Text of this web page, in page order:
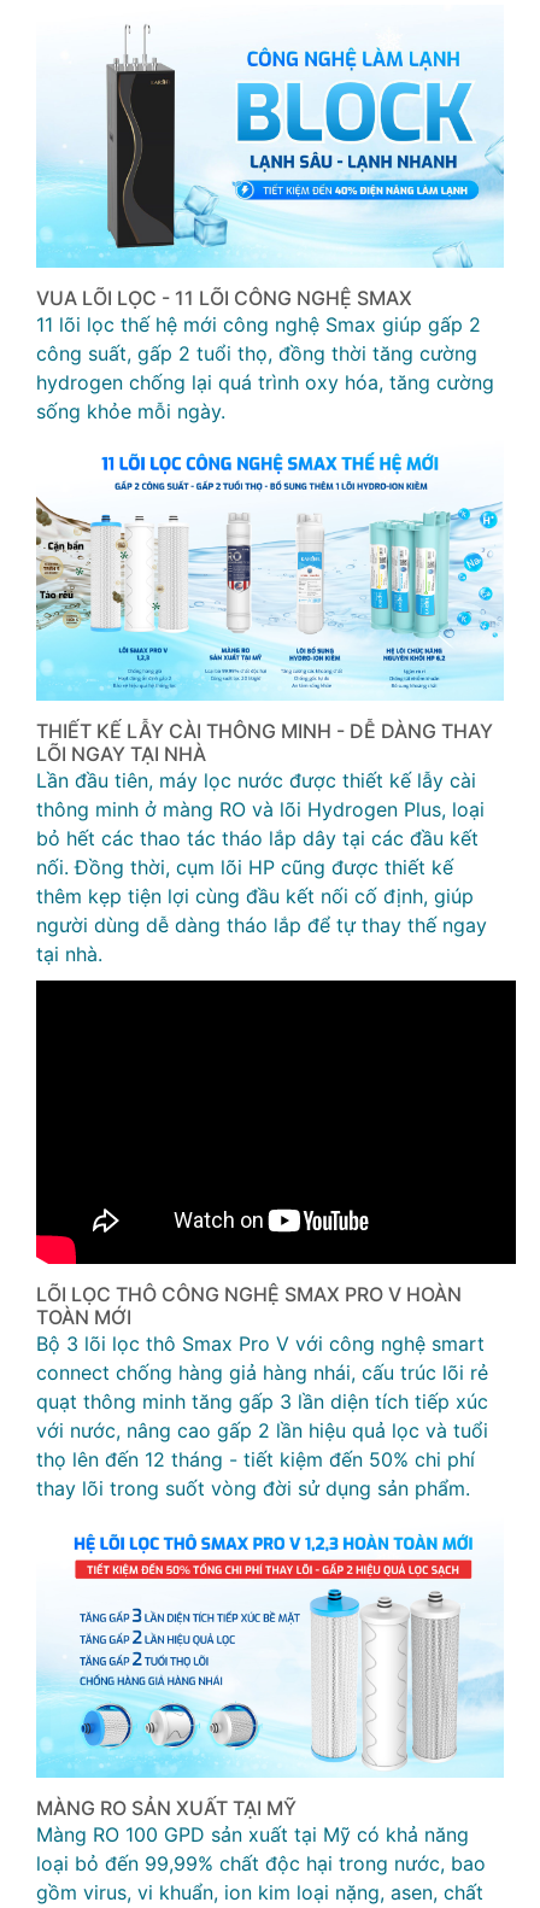
VUA LÕI LỌC - 11 LÕI CÔNG NGHỆ SMAX
11 lõi lọc thế hệ mới công nghệ Smax giúp gấp 2
công suất, gấp 2 tuổi thọ, đồng thời tăng cường
hydrogen chống lại quá trình oxy hóa, tăng cường
sống khỏe mỗi ngày.
THIẾT KẾ LẪY CÀI THÔNG MINH - DỄ DÀNG THAY
LÕI NGAY TẠI NHÀ
Lần đầu tiên, máy lọc nước được thiết kế lẫy cài
thông minh ở màng RO và lõi Hydrogen Plus, loại
bỏ hết các thao tác tháo lắp dây tại các đầu kết
nối. Đồng thời, cụm lõi HP cũng được thiết kế
thêm kẹp tiện lợi cùng đầu kết nối cố định, giúp
người dùng dễ dàng tháo lắp để tự thay thế ngay
tại nhà.
LÕI LỌC THÔ CÔNG NGHỆ SMAX PRO V HOÀN
TOÀN MỚI
Bộ 3 lõi lọc thô Smax Pro V với công nghệ smart
connect chống hàng giả hàng nhái, cấu trúc lõi rẻ
quạt thông minh tăng gấp 3 lần diện tích tiếp xúc
với nước, nâng cao gấp 2 lần hiệu quả lọc và tuổi
thọ lên đến 12 tháng - tiết kiệm đến 50% chi phí
thay lõi trong suốt vòng đời sử dụng sản phẩm.
MÀNG RO SẢN XUẤT TẠI MỸ
Màng RO 100 GPD sản xuất tại Mỹ có khả năng
loại bỏ đến 99,99% chất độc hại trong nước, bao
gồm virus, vi khuẩn, ion kim loại nặng, asen, chất